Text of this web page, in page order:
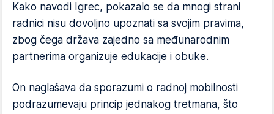
Kako navodi Igrec, pokazalo se da mnogi strani
radnici nisu dovoljno upoznati sa svojim pravima,
zbog čega država zajedno sa međunarodnim
partnerima organizuje edukacije i obuke.
On naglašava da sporazumi o radnoj mobilnosti
podrazumevaju princip jednakog tretmana, što